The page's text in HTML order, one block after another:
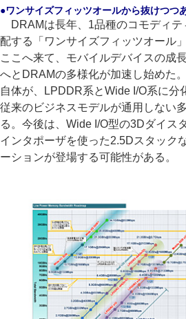
●ワンサイズフィッツオールから抜けつつ
DRAMは長年、1品種のコモディテ
配する「ワンサイズフィッツオール
ここへ来て、モバイルデバイスの成
へとDRAMの多様化が加速し始めた
自体が、LPDDR系とWide I/O系に分
従来のビジネスモデルが通用しない
る。今後は、Wide I/O型の3Dダイス
インタポーザを使った2.5Dスタック
ーションが登場する可能性がある。